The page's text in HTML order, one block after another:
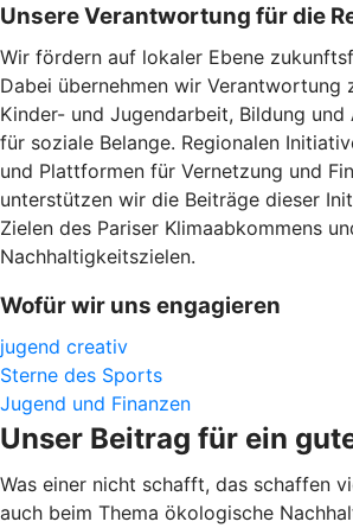
Unsere Verantwortung für die
Wir fördern auf lokaler Ebene
Dabei übernehmen wir Verantwortung
Kinder- und Jugendarbeit, Bildung
für soziale Belange. Regionalen
und Plattformen für Vernetzung und
unterstützen wir die Beiträge dieser
Zielen des Pariser Klimaabkommens
Nachhaltigkeitszielen.
Wofür wir uns engagieren
jugend creativ
Sterne des Sports
Jugend und Finanzen
Unser Beitrag für ein
Was einer nicht schafft, das schaffen
auch beim Thema ökologische